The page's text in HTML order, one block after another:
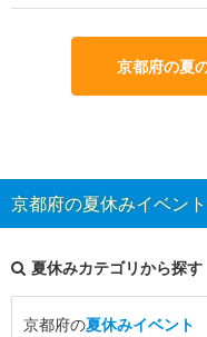
京都府の夏
京都府の夏休みイベン
夏休みカテゴリから探す
京都府の夏休みイベント